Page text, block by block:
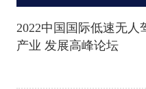
2022中国国际低速无人
产业 发展高峰论坛